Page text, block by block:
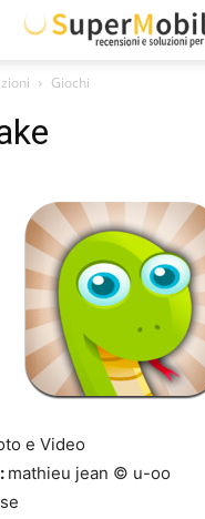
Giochi
e Video
mathieu jean © u-oo